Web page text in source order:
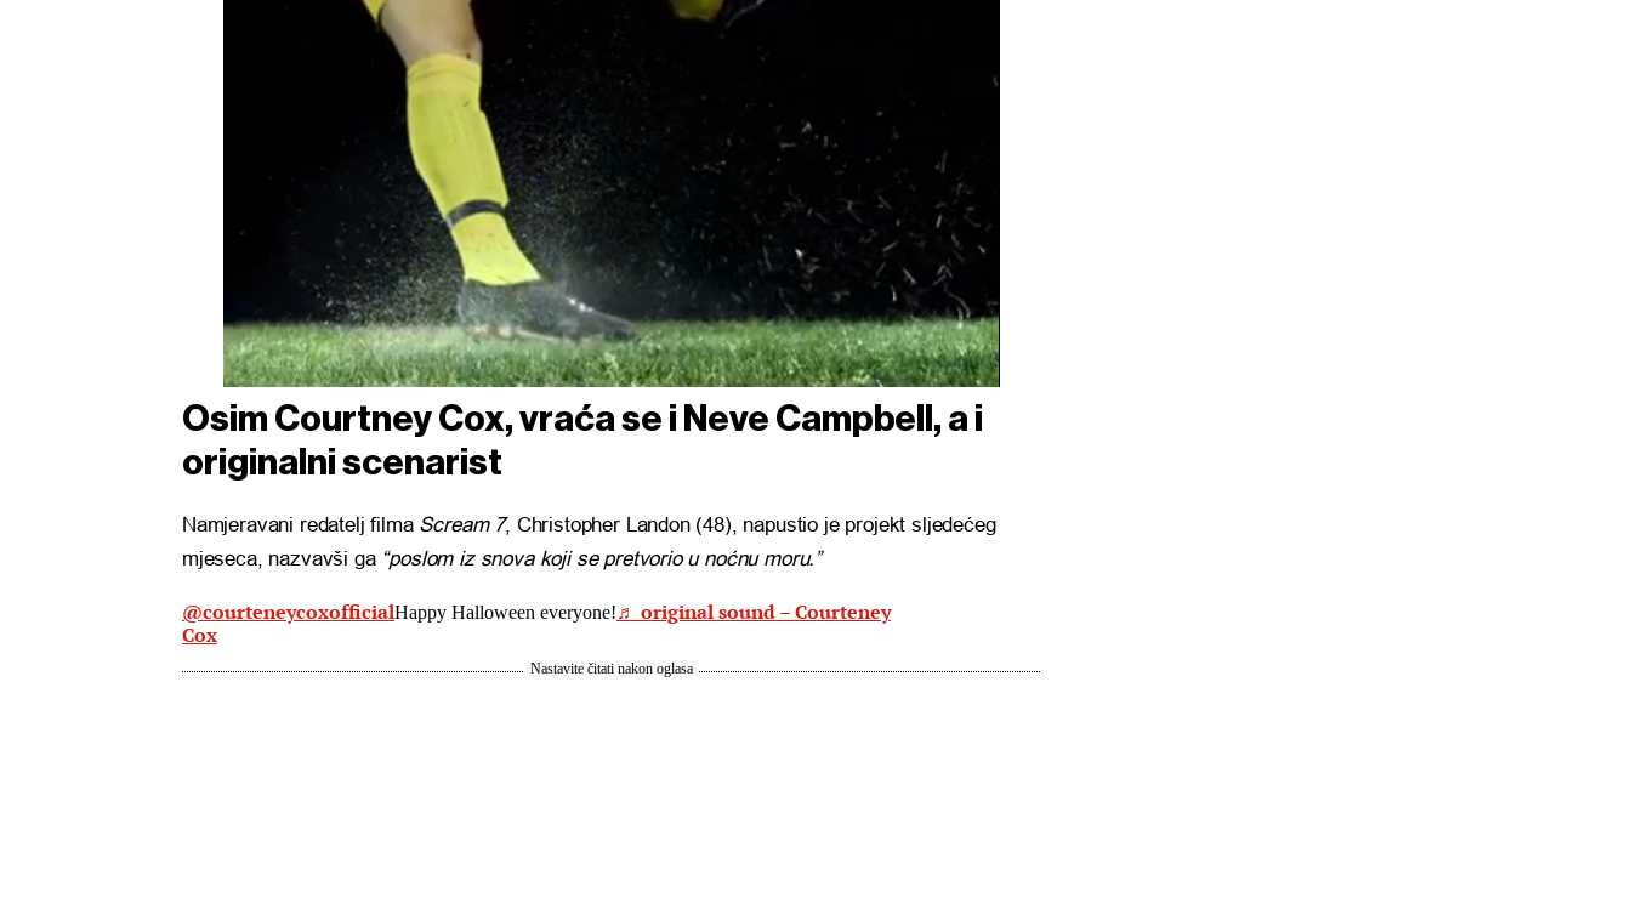
Osim Courtney Cox, vraća se i Neve Campbell, a i
originalni scenarist
Namjeravani redatelj filma Scream 7, Christopher Landon (48), napustio je projekt sljedećeg
mjeseca, nazvavši ga “poslom iz snova koji se pretvorio u noćnu moru.”
@courteneycoxofficialHappy Halloween everyone!♬ original sound – Courteney
Cox
Nastavite čitati nakon oglasa